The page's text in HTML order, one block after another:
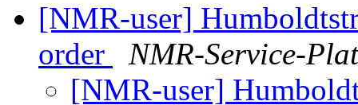
[NMR-user]
order
NMR-Service-
[NMR-user]